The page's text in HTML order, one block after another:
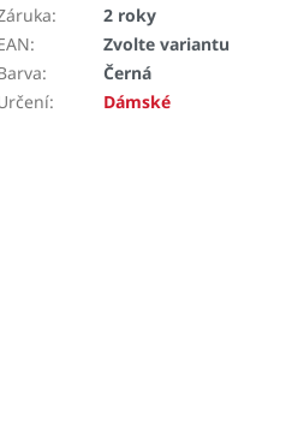
:
2 roky
:
Zvolte variantu
:
Černá
: Dámské